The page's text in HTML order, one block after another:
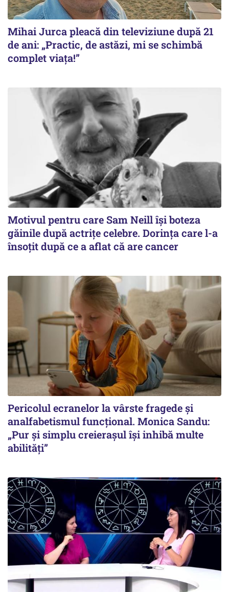
Mihai Jurca pleacă din televiziune după 21
de ani: „Practic, de astăzi, mi se schimbă
complet viața!”
Motivul pentru care Sam Neill își boteza
găinile după actrițe celebre. Dorința care l-a
însoțit după ce a aflat că are cancer
Pericolul ecranelor la vârste fragede și
analfabetismul funcțional. Monica Sandu:
„Pur și simplu creierașul își inhibă multe
abilități”